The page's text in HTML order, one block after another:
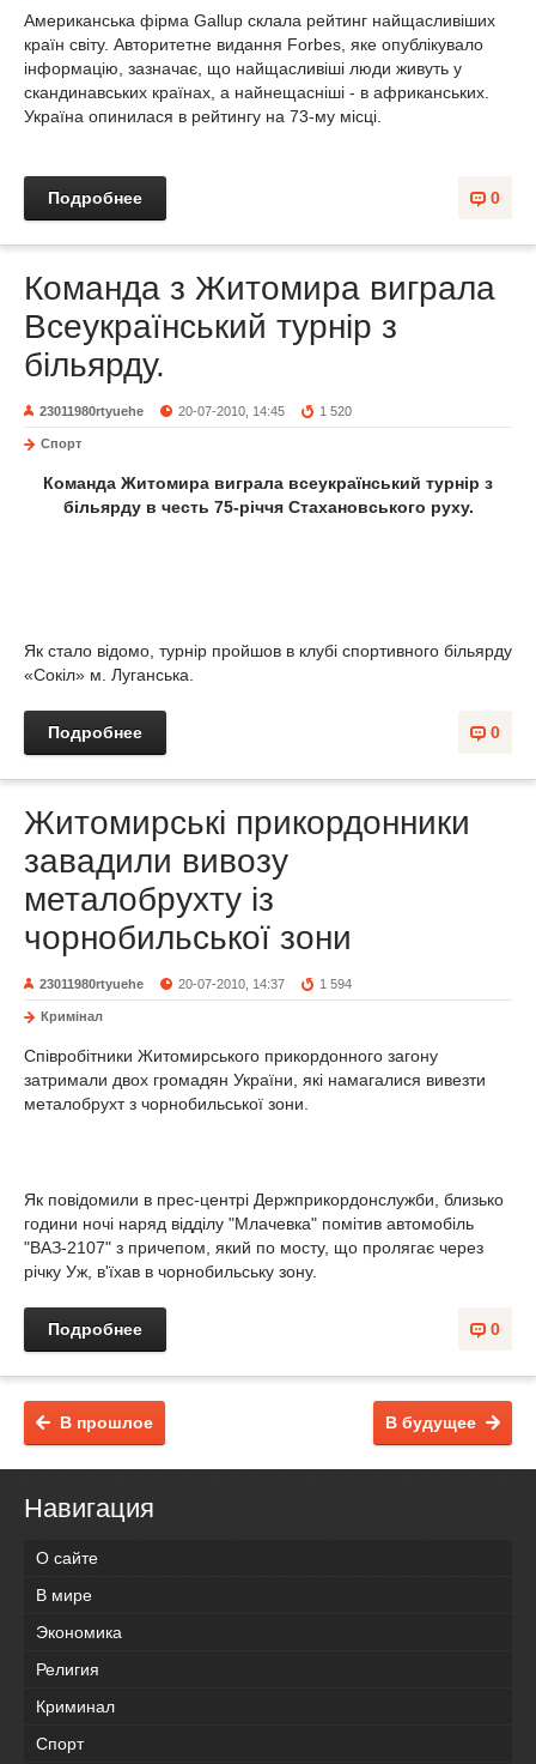
Американська фірма Gallup склала рейтинг найщасливіших
країн світу. Авторитетне видання Forbes, яке опублікувало
інформацію, зазначає, що найщасливіші люди живуть у
скандинавських країнах, а найнещасніші - в африканських.
Україна опинилася в рейтингу на 73-му місці.
0
Подробнее
Команда з Житомира виграла
Всеукраїнський турнір з
більярду.
23011980rtyuehe 20-07-2010, 14:45 1 520
Спорт
Команда Житомира виграла всеукраїнський турнір з
більярду в честь 75-річчя Стахановського руху.
Як стало відомо, турнір пройшов в клубі спортивного більярду
«Сокіл» м. Луганська.
0
Подробнее
Житомирські прикордонники
завадили вивозу
металобрухту із
чорнобильської зони
23011980rtyuehe 20-07-2010, 14:37 1 594
Кримінал
Співробітники Житомирського прикордонного загону
затримали двох громадян України, які намагалися вивезти
металобрухт з чорнобильської зони.
Як повідомили в прес-центрі Держприкордонслужби, близько
години ночі наряд відділу "Млачевка" помітив автомобіль
"ВАЗ-2107" з причепом, який по мосту, що пролягає через
річку Уж, в'їхав в чорнобильську зону.
0
Подробнее
В будущее
В прошлое
Навигация
О сайте
В мире
Экономика
Религия
Криминал
Спорт